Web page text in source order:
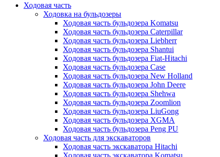
Ходовая часть
Ходовка на бульдозеры
Ходовая часть бульдозера Komatsu
Ходовая часть бульдозера Caterpillar
Ходовая часть бульдозера Liebherr
Ходовая часть бульдозера Shantui
Ходовая часть бульдозера Fiat-Hitachi
Ходовая часть бульдозера Case
Ходовая часть бульдозера New Holland
Ходовая часть бульдозера John Deere
Ходовая часть бульдозера Shehwa
Ходовая часть бульдозера Zoomlion
Ходовая часть бульдозера LiuGong
Ходовая часть бульдозера XGMA
Ходовая часть бульдозера Peng PU
Ходовая часть для экскаваторов
Ходовая часть экскаватора Hitachi
Ходовая часть экскаватора Komatsu